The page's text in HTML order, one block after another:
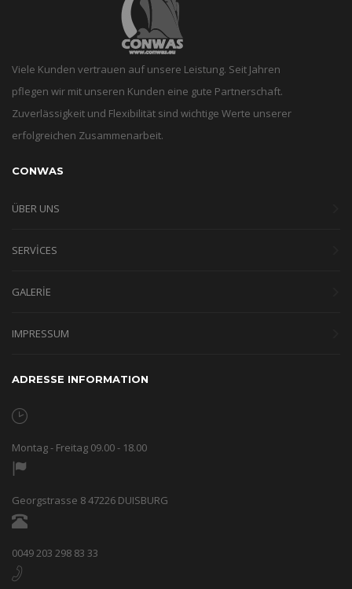
Viele Kunden vertrauen auf unsere Leistung. Seit Jahren
pflegen wir mit unseren Kunden eine gute Partnerschaft.
Zuverlässigkeit und Flexibilität sind wichtige Werte unserer
erfolgreichen Zusammenarbeit.
CONWAS
ÜBER UNS
SERVICES
GALERIE
IMPRESSUM
ADRESSE INFORMATION
Montag - Freitag 09.00 - 18.00
Georgstrasse 8 47226 DUISBURG
0049 203 298 83 33